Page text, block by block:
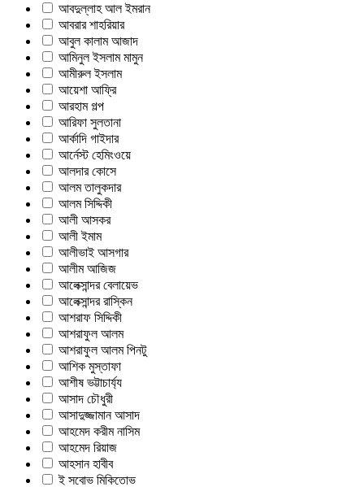
আবদুল্লাহ আল ইমরান
আবরার শাহরিয়ার
আবুল কালাম আজাদ
আমিনুল ইসলাম মামুন
আমীরুল ইসলাম
আয়েশা আফ্রি
আরহাম গল্প
আরিফা সুলতানা
আর্কাদি গাইদার
আর্নেস্ট হেমিংওয়ে
আলদার কোসে
আলম তালুকদার
আলম সিদ্দিকী
আলী আসকর
আলী ইমাম
আলীভাই আসগার
আলীম আজিজ
আলেক্সান্দর বেলায়েভ
আলেক্সান্দর রাস্কিন
আশরাফ সিদ্দিকী
আশরাফুল আলম
আশরাফুল আলম পিনটু
আশিক মুস্তাফা
আশীষ ভট্টাচার্য্য
আসাদ চৌধুরী
আসাদুজ্জামান আসাদ
আহমেদ করীম নাসিম
আহমেদ রিয়াজ
আহসান হাবীব
ই সবোভ মিকিতোভ